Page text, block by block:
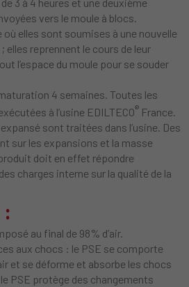
vers le moule à blocs.
elles sont soumises à une nouvelle
elles reprennent le cours de leur
l’espace du moule pour se souder
4 semaines. Toutes les
à l’usine EDILTECO® France.
sont traitées dans l’usine. Des
sur les expansions et la masse
doit en effet répondre
charges interne sur la qualité de la
au final de 98% d’air.
aux chocs : le PSE se comporte
et se déforme et absorbe les chocs
PSE protège des changements